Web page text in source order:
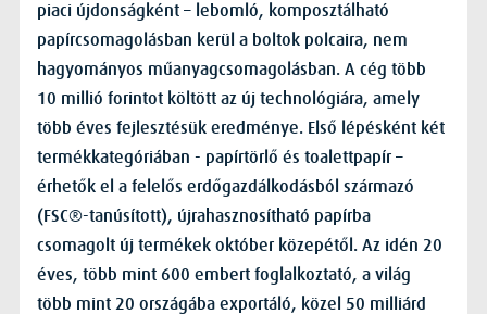
piaci újdonságként – lebomló, komposztálható
papírcsomagolásban kerül a boltok polcaira, nem
hagyományos műanyagcsomagolásban. A cég több
10 millió forintot költött az új technológiára, amely
több éves fejlesztésük eredménye. Első lépésként két
termékkategóriában - papírtörlő és toalettpapír –
érhetők el a felelős erdőgazdálkodásból származó
(FSC®-tanúsított), újrahasznosítható papírba
csomagolt új termékek október közepétől. Az idén 20
éves, több mint 600 embert foglalkoztató, a világ
több mint 20 országába exportáló, közel 50 milliárd